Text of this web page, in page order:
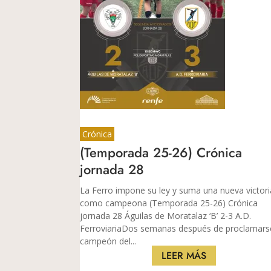
Crónica
(Temporada 25-26) Crónica
jornada 28
La Ferro impone su ley y suma una nueva
como campeona (Temporada 25-26) Crónica
jornada 28 Águilas de Moratalaz ‘B’ 2-3 A.D.
Ferroviaria​​​​​Dos semanas después de
campeón del...
LEER MÁS